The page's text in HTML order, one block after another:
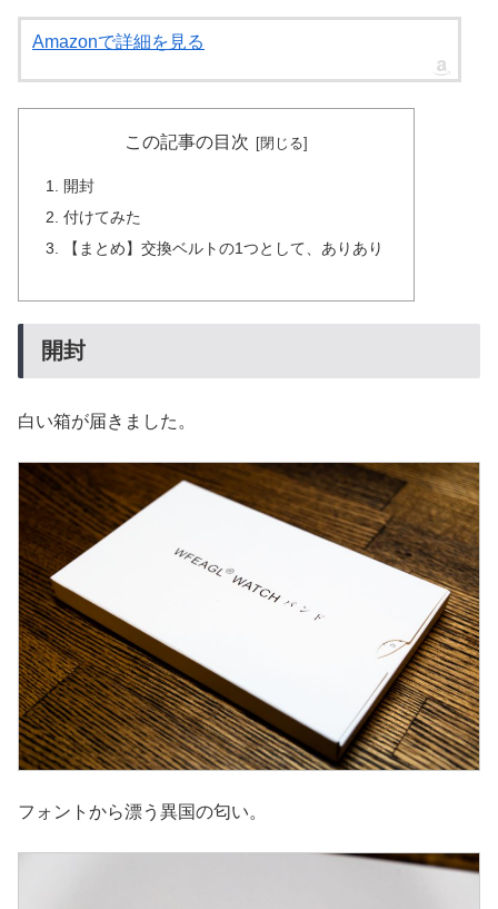
Amazonで詳細を見る
この記事の目次
開封
付けてみた
【まとめ】交換ベルトの1つとして、ありあり
開封
白い箱が届きました。
フォントから漂う異国の匂い。